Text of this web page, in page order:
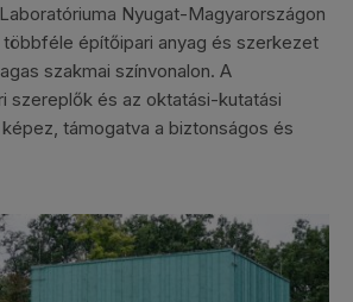
Nyugat-Magyarországon
építőipari anyag és szerkezet
szakmai színvonalon. A
szereplők és az oktatási-kutatási
támogatva a biztonságos és